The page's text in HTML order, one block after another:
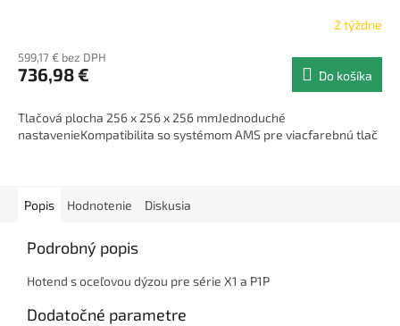
A
R
M
O
2 týždne
599,17 € bez DPH
736,98 € Do košíka
Tlačová plocha 256 x 256 x 256 mmJednoduché
nastavenieKompatibilita so systémom AMS pre viacfarebnú tlač
Popis Hodnotenie Diskusia
Podrobný popis
Hotend s oceľovou dýzou pre série X1 a P1P
Dodatočné parametre